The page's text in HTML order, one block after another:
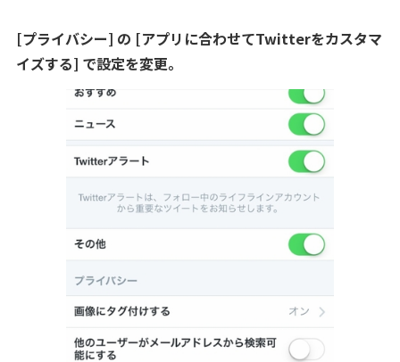
[プライバシー] の [アプリに合わせてTwitterをカスタマ
イズする] で設定を変更。